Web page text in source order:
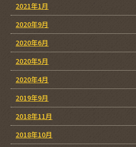
2021年1月
2020年9月
2020年6月
2020年5月
2020年4月
2019年9月
2018年11月
2018年10月